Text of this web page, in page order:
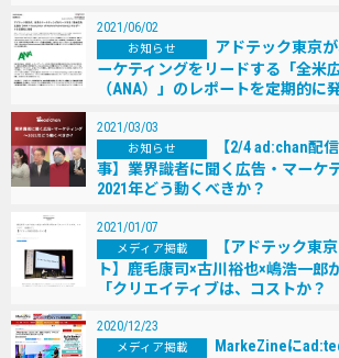
2021/06/02
お知らせ
アドテック東京
ーケティングをリードする「全⽶
（ANA）」のレポートを定期的に
2021/03/03
お知らせ
【2/4 ad:chan配
事】業界識者に聞く広告・マーケ
2021年どう動くべきか？
2021/01/07
メディア掲載
【アドテック東
ト】鹿毛康司×古川裕也×嶋浩一郎
「クリエイティブは、コストか？
2020/12/23
メディア掲載
MarkeZineに